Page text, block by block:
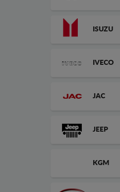
ISUZU
IVECO
JAC
JEEP
KGM